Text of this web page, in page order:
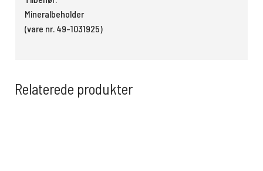
Mineralbeholder
(vare nr. 49-1031925)
Relaterede produkter